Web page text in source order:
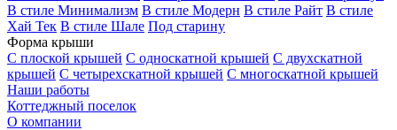
В стиле Минимализм В стиле Модерн В стиле Райт В стиле
Хай Тек В стиле Шале Под старину
Форма крыши
С плоской крышей С односкатной крышей С двухскатной
крышей С четырехскатной крышей С многоскатной крышей
Наши работы
Коттеджный поселок
О компании